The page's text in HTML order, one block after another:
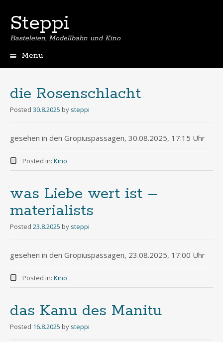
Steppi
Basteleien, Modellbahn und Kino
Menu
die Rosenschlacht
Posted 30.8.2025 by steppi
gesehen in den Gropiuspassagen, 30.08.2025, 17:15 Uhr
Posted in: Kino
was Liebe wert ist –
materialists
Posted 23.8.2025 by steppi
gesehen in den Gropiuspassagen, 23.08.2025, 17:00 Uhr
Posted in: Kino
das Kanu des Manitu
Posted 16.8.2025 by steppi